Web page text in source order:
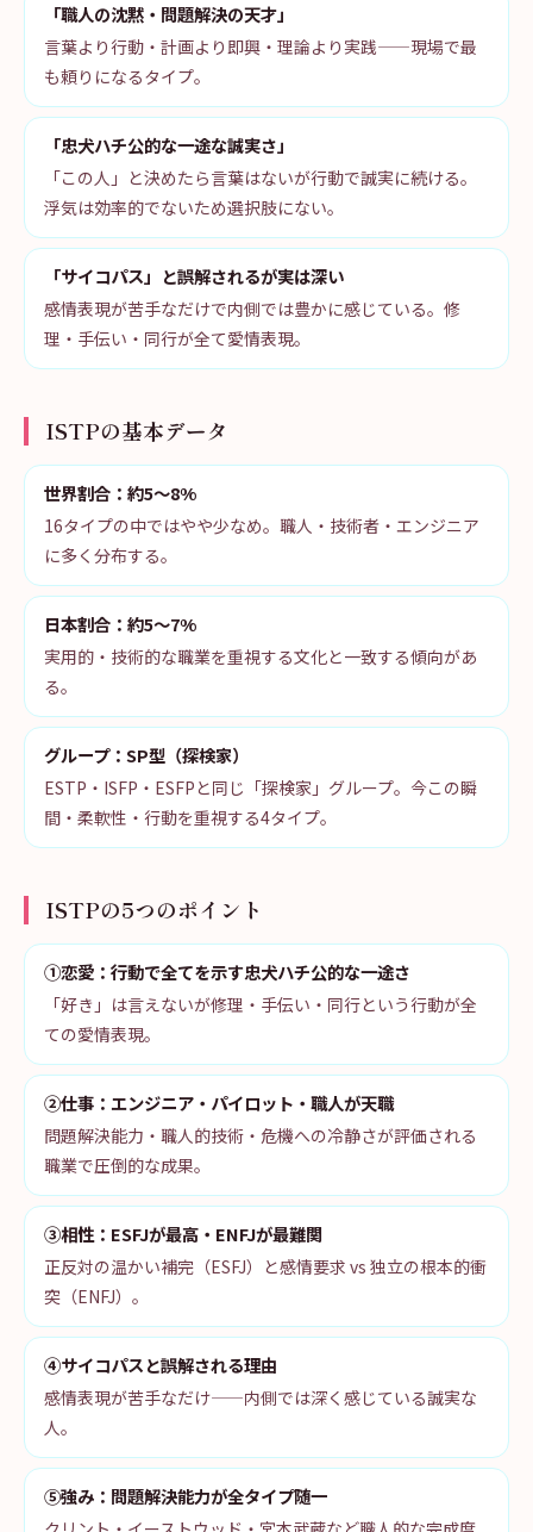
「職人の沈黙・問題解決の天才」
言葉より行動・計画より即興・理論より実践——現場で最
も頼りになるタイプ。
「忠犬ハチ公的な一途な誠実さ」
「この人」と決めたら言葉はないが行動で誠実に続ける。
浮気は効率的でないため選択肢にない。
「サイコパス」と誤解されるが実は深い
感情表現が苦手なだけで内側では豊かに感じている。修
理・手伝い・同行が全て愛情表現。
ISTPの基本データ
世界割合：約5〜8%
16タイプの中ではやや少なめ。職人・技術者・エンジニア
に多く分布する。
日本割合：約5〜7%
実用的・技術的な職業を重視する文化と一致する傾向があ
る。
グループ：SP型（探検家）
ESTP・ISFP・ESFPと同じ「探検家」グループ。今この瞬
間・柔軟性・行動を重視する4タイプ。
ISTPの5つのポイント
①恋愛：行動で全てを示す忠犬ハチ公的な一途さ
「好き」は言えないが修理・手伝い・同行という行動が全
ての愛情表現。
②仕事：エンジニア・パイロット・職人が天職
問題解決能力・職人的技術・危機への冷静さが評価される
職業で圧倒的な成果。
③相性：ESFJが最高・ENFJが最難関
正反対の温かい補完（ESFJ）と感情要求 vs 独立の根本的衝
突（ENFJ）。
④サイコパスと誤解される理由
感情表現が苦手なだけ——内側では深く感じている誠実な
人。
⑤強み：問題解決能力が全タイプ随一